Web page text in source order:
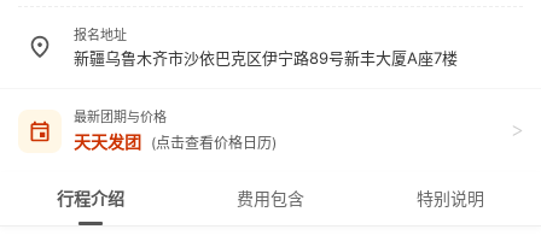
报名地址
新疆乌鲁木齐市沙依巴克区伊宁路89号新丰大厦A座7楼
最新团期与价格
天天发团 (点击查看价格日历)
>
行程介绍 费用包含 特别说明